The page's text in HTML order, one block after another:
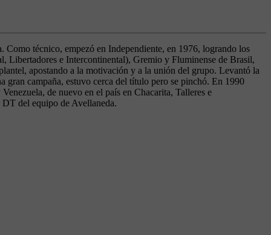
técnico, empezó en Independiente, en 1976, logrando los
Libertadores e Intercontinental), Gremio y Fluminense de Brasil,
apostando a la motivación y a la unión del grupo. Levantó la
gran campaña, estuvo cerca del título pero se pinchó. En 1990
de nuevo en el país en Chacarita, Talleres e
del equipo de Avellaneda.